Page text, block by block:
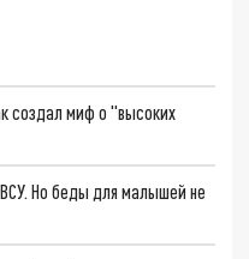
создал миф о "высоких
Но беды для малышей не